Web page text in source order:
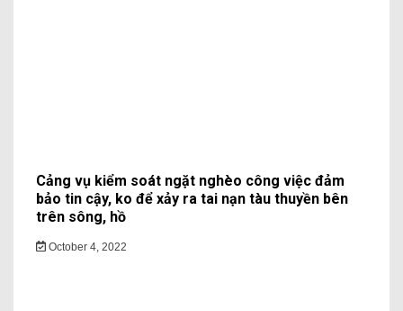
Cảng vụ kiểm soát ngặt nghèo công việc đảm
bảo tin cậy, ko để xảy ra tai nạn tàu thuyền bên
trên sông, hồ
October 4, 2022